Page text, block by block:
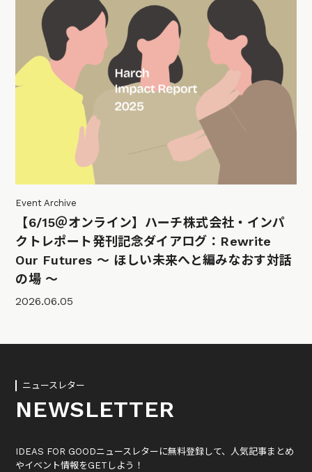
Event Archive
【6/15＠オンライン】ハーチ株式会社・インパ
クトレポート発刊記念ダイアログ：Rewrite
Our Futures 〜 ほしい未来へと編みなおす対話
の場 〜
2026.06.05
ニュースレター
NEWSLETTER
IDEAS FOR GOODニュースレターに無料登録して、人気記事まとめ
やイベント情報をGETしよう！